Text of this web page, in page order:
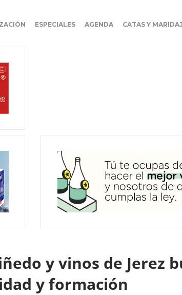
ESPECIALES AGENDA CATAS Y
y vinos de Jerez
y formación